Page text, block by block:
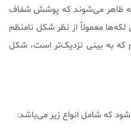
ظاهر می‌شوند که پوشش شفاف
معمولاً از نظر شکل نامنظم
که به بینی نزدیک‌تر است، شکل
که شامل انواع زیر می‌باشد: